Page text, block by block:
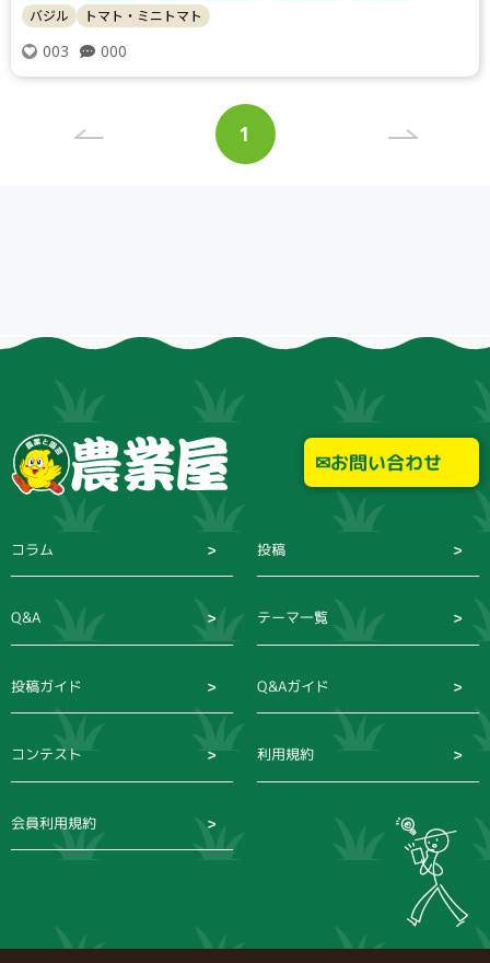
バジル
トマト・ミニトマト
003 000
ン
ペ
1
お問い合わせ
コラム 投稿
Q&A テーマ一覧
投稿ガイド Q&Aガイド
コンテスト 利用規約
会員利用規約